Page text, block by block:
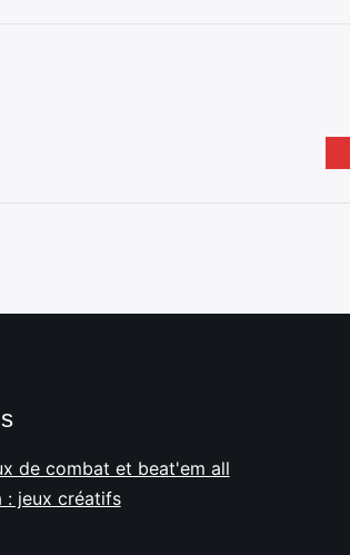
de combat et beat'em all
: jeux créatifs